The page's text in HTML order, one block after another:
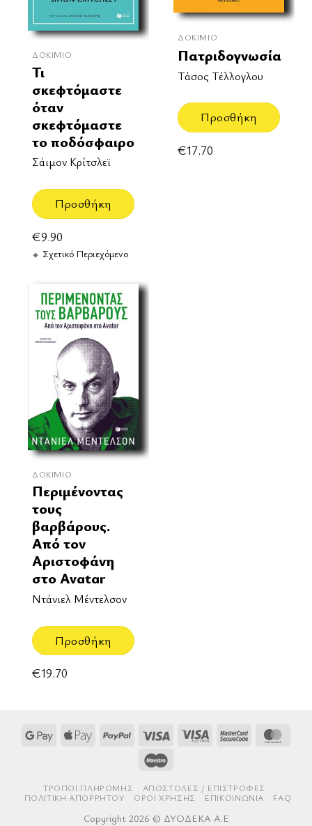
ΔΟΚΊΜΙΟ
Τι
σκεφτόμαστε
όταν
σκεφτόμαστε
το ποδόσφαιρο
Σάιμον Κρίτσλεϊ
Προσθήκη
€9.90
Σχετικό Περιεχόμενο
ΔΟΚΊΜΙΟ
Πατριδογνωσία
Τάσος Τέλλογλου
Προσθήκη
€17.70
ΔΟΚΊΜΙΟ
Περιμένοντας
τους
βαρβάρους.
Από τον
Αριστοφάνη
στο Avatar
Ντάνιελ Μέντελσον
Προσθήκη
€19.70
Google Apple
PayPal Visa
Visa
MasterCard
ΤΡΌΠΟΙ ΠΛΗΡΩΜΉΣ
AΠΟΣΤΟΛΈΣ / ΕΠΙΣΤΡΟΦΈΣ
ΠΟΛΙΤΙΚΉ ΑΠΟΡΡΉΤΟΥ
ΌΡΟΙ ΧΡΉΣΗΣ ΕΠΙΚΟΙΝΩΝΊΑ FAQ
Copyright 2026 © ΔΥΟΔΕΚΑ Α.Ε